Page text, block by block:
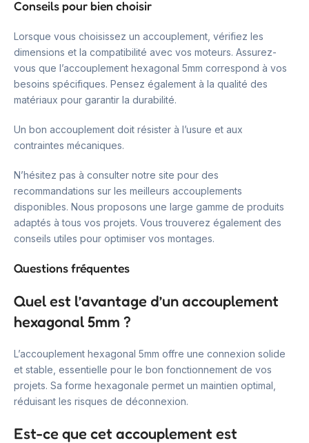
Conseils pour bien choisir
Lorsque vous choisissez un accouplement, vérifiez les
dimensions et la compatibilité avec vos moteurs. Assurez-
vous que l’accouplement hexagonal 5mm correspond à vos
besoins spécifiques. Pensez également à la qualité des
matériaux pour garantir la durabilité.
Un bon accouplement doit résister à l’usure et aux
contraintes mécaniques.
N’hésitez pas à consulter notre site pour des
recommandations sur les meilleurs accouplements
disponibles. Nous proposons une large gamme de produits
adaptés à tous vos projets. Vous trouverez également des
conseils utiles pour optimiser vos montages.
Questions fréquentes
Quel est l’avantage d’un accouplement
hexagonal 5mm ?
L’accouplement hexagonal 5mm offre une connexion solide
et stable, essentielle pour le bon fonctionnement de vos
projets. Sa forme hexagonale permet un maintien optimal,
réduisant les risques de déconnexion.
Est-ce que cet accouplement est